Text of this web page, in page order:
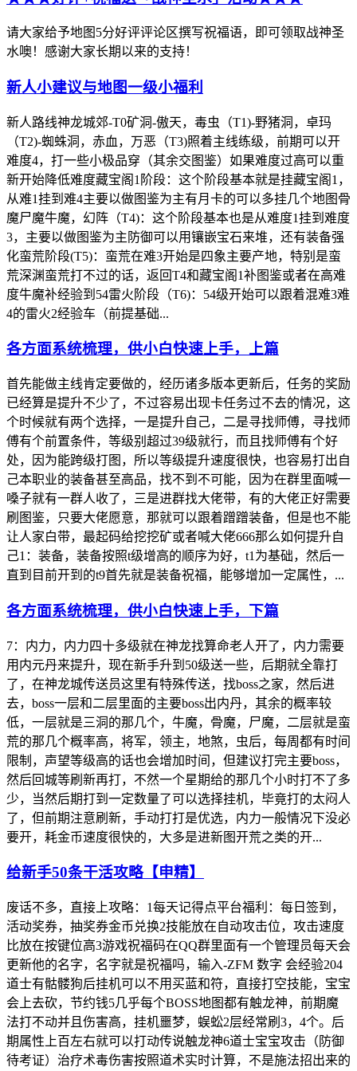
请大家给予地图5分好评评论区撰写祝福语，即可领取战神圣
水噢！感谢大家长期以来的支持！
新人小建议与地图一级小福利
新人路线神龙城郊-T0矿洞-傲天，毒虫（T1)-野猪洞，卓玛
（T2)-蜘蛛洞，赤血，万恶（T3)照着主线练级，前期可以开
难度4，打一些小极品穿（其余交图鉴）如果难度过高可以重
新开始降低难度藏宝阁1阶段：这个阶段基本就是挂藏宝阁1，
从难1挂到难4主要以做图鉴为主有月卡的可以多挂几个地图骨
魔尸魔牛魔，幻阵（T4)：这个阶段基本也是从难度1挂到难度
3，主要以做图鉴为主防御可以用镶嵌宝石来堆，还有装备强
化蛮荒阶段(T5)：蛮荒在难3开始是四象主要产地，特别是蛮
荒深渊蛮荒打不过的话，返回T4和藏宝阁1补图鉴或者在高难
度牛魔补经验到54雷火阶段（T6)：54级开始可以跟着混难3难
4的雷火2经验车（前提基础...
各方面系统梳理，供小白快速上手，上篇
首先能做主线肯定要做的，经历诸多版本更新后，任务的奖励
已经算是提升不少了，不过容易出现卡任务过不去的情况，这
个时候就有两个选择，一是提升自己，二是寻找师傅，寻找师
傅有个前置条件，等级别超过39级就行，而且找师傅有个好
处，因为能跨级打图，所以等级提升速度很快，也容易打出自
己本职业的装备甚至高品，找不到不可能，因为在群里面喊一
嗓子就有一群人收了，三是进群找大佬带，有的大佬正好需要
刷图鉴，只要大佬愿意，那就可以跟着蹭蹭装备，但是也不能
让人家白带，最起码给挖挖矿或者喊大佬666那么如何提升自
己1：装备，装备按照t级增高的顺序为好，t1为基础，然后一
直到目前开到的t9首先就是装备祝福，能够增加一定属性，...
各方面系统梳理，供小白快速上手，下篇
7：内力，内力四十多级就在神龙找算命老人开了，内力需要
用内元丹来提升，现在新手升到50级送一些，后期就全靠打
了，在神龙城传送员这里有特殊传送，找boss之家，然后进
去，boss一层和二层里面的主要boss出内丹，其余的概率较
低，一层就是三洞的那几个，牛魔，骨魔，尸魔，二层就是蛮
荒的那几个概率高，将军，领主，地煞，虫后，每周都有时间
限制，声望等级高的话也会增加时间，但建议打完主要boss，
然后回城等刷新再打，不然一个星期给的那几个小时打不了多
少，当然后期打到一定数量了可以选择挂机，毕竟打的太闷人
了，但前期注意刷新，手动打打是优选，内力一般情况下没必
要开，耗金币速度很快的，大多是进新图开荒之类的开...
给新手50条干活攻略【申精】
废话不多，直接上攻略：1每天记得点平台福利：每日签到，
活动奖券，抽奖券金币兑换2技能放在自动攻击位，攻击速度
比放在按键位高3游戏祝福码在QQ群里面有一个管理员每天会
更新他的名字，名字就是祝福吗，输入-ZFM 数字 会经验204
道士有骷髅狗后挂机可以不用买蓝和符，直接打空技能，宝宝
会上去砍，节约钱5几乎每个BOSS地图都有触龙神，前期魔
法打不动并且伤害高，挂机噩梦，蜈蚣2层经常刷3，4个。后
期属性上百左右就可以打动传说触龙神6道士宝宝攻击（防御
待考证）治疗术毒伤害按照道术实时计算，不是施法招出来的